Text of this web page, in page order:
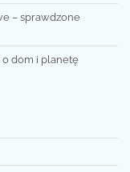
– sprawdzone
o dom i planetę